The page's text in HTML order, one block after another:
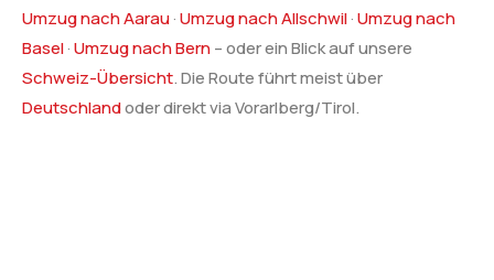
Umzug nach Aarau·Umzug nach Allschwil·Umzug nach
Basel·Umzug nach Bern– oder ein Blick auf unsere
Schweiz-Übersicht. Die Route führt meist über
Deutschlandoder direkt via Vorarlberg/Tirol.